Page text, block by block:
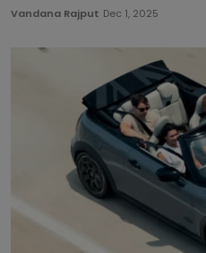
Vandana Rajput Dec 1, 2025